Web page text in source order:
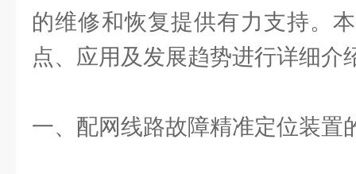
的维修和恢复提供有力支持。
点、应用及发展趋势进行详细介
一、配网线路故障精准定位装置